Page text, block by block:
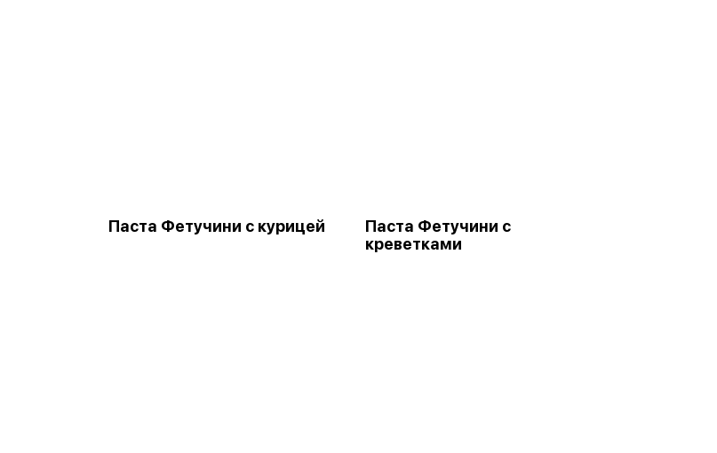
Паста Фетучини с курицей
Паста Фетучини с
креветками